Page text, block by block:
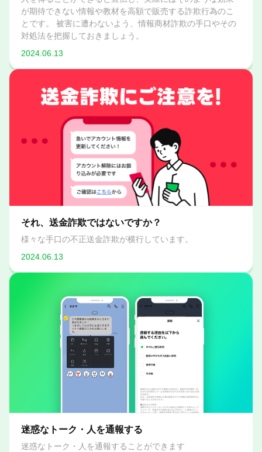
が期待できない情報や教材を高額で販売する詐欺行為のこ
とです。 被害に遭わないよう、情報商材詐欺の手口やその
対処法を把握しておきましょう。
2024.06.13
それ、送金詐欺ではないですか？
様々な手口の不正送金詐欺が横行しています。
2024.06.13
迷惑なトーク・人を通報する
迷惑なトーク・人を通報することができます